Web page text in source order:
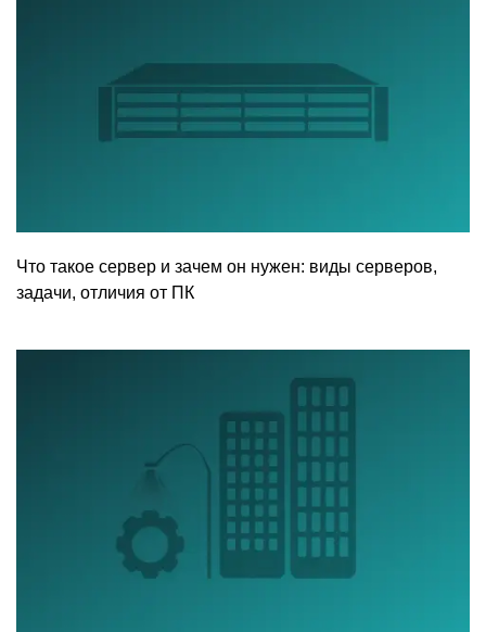
Что такое сервер и зачем он нужен: виды серверов,
задачи, отличия от ПК